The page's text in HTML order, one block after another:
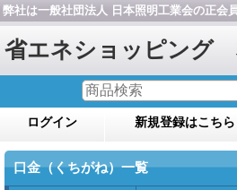
弊社は一般社団法人 日本照明工業会の正会員
省エネショッピング
ログイン 新規登録はこちら
口金（くちがね）一覧